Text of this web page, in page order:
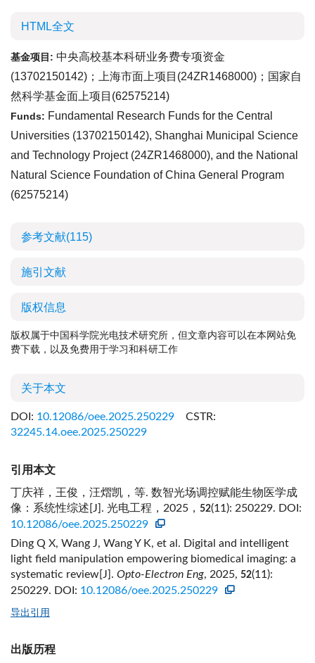
HTML全文
基金项目: 中央高校基本科研业务费专项资金
(13702150142)；上海市面上项目(24ZR1468000)；国家自
然科学基金面上项目(62575214)
Funds: Fundamental Research Funds for the Central
Universities (13702150142), Shanghai Municipal Science
and Technology Project (24ZR1468000), and the National
Natural Science Foundation of China General Program
(62575214)
参考文献(115)
施引文献
版权信息
版权属于中国科学院光电技术研究所，但文章内容可以在本网站免
费下载，以及免费用于学习和科研工作
关于本文
DOI: 10.12086/oee.2025.250229
CSTR:
32245.14.oee.2025.250229
引用本文
丁庆祥，王俊，汪熠凯，等. 数智光场调控赋能生物医学成
像：系统性综述[J]. 光电工程，2025， 52(11): 250229. DOI:
10.12086/oee.2025.250229
Ding Q X, Wang J, Wang Y K, et al. Digital and intelligent
light field manipulation empowering biomedical imaging: a
systematic review[J]. Opto-Electron Eng, 2025, 52(11):
250229. DOI: 10.12086/oee.2025.250229
导出引用
出版历程